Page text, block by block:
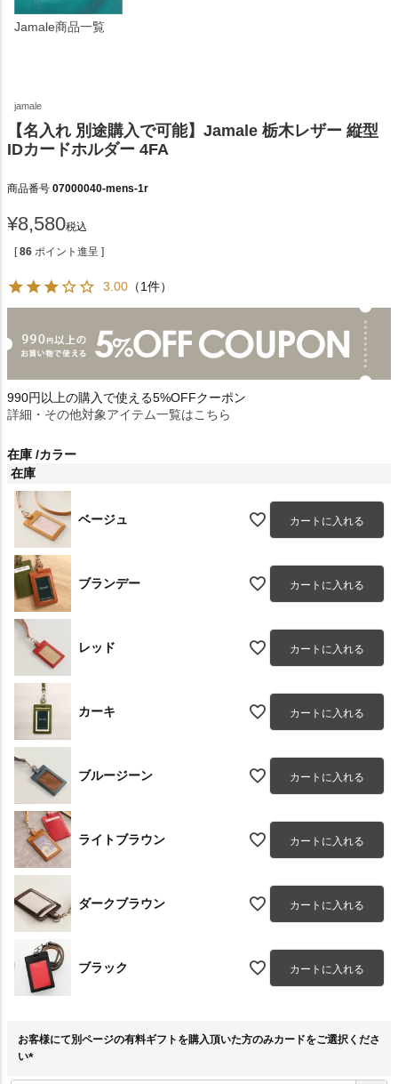
Jamale商品一覧
jamale
【名入れ 別途購入で可能】Jamale 栃木レザー 縦型
IDカードホルダー 4FA
商品番号 07000040-mens-1r
¥8,580税込
[ 86 ポイント進呈 ]
3.00 （1件）
990円以上の購入で使える5%OFFクーポン
詳細・その他対象アイテム一覧はこちら
在庫 カラー
在庫
ベージュ カートに入れる
ブランデー カートに入れる
レッド カートに入れる
カーキ カートに入れる
ブルージーン カートに入れる
ライトブラウン カートに入れる
ダークブラウン カートに入れる
ブラック カートに入れる
お客様にて別ページの有料ギフトを購入頂いた方のみカードをご選択くださ
い